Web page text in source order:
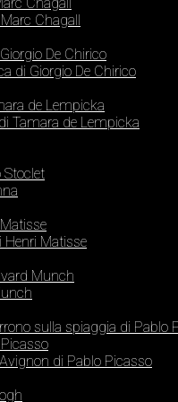
Chagall
De Chirico
di Giorgio De Chirico
de Lempicka
Tamara de Lempicka
Stoclet
Henri Matisse
Munch
sulla spiaggia di Pablo
di Pablo Picasso